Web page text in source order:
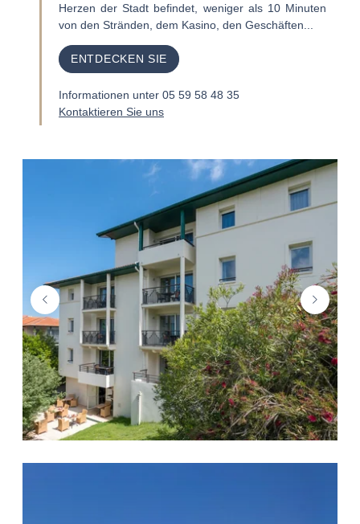
Herzen der Stadt befindet, weniger als 10 Minuten
von den Stränden, dem Kasino, den Geschäften...
ENTDECKEN SIE
Informationen unter 05 59 58 48 35
Kontaktieren Sie uns
DIE HMC-GRUPPE
FOTOGALLERIE
GUTE ANGEBOTE